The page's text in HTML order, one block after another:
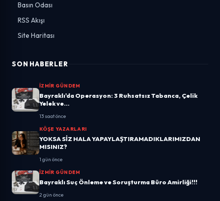
Basın Odası
RSS Akışı
Site Haritası
SON HABERLER
İZMIR GÜNDEM
Bayraklı'da Operasyon: 3 Ruhsatsız Tabanca, Çelik
Yelek ve…
13 saat önce
KÖŞE YAZARLARI
YOKSA SİZ HALA YAPAYLAŞTIRAMADIKLARIMIZDAN
MISINIZ?
1 gün önce
İZMIR GÜNDEM
Bayraklı Suç Önleme ve Soruşturma Büro Amirliği!!!
2 gün önce